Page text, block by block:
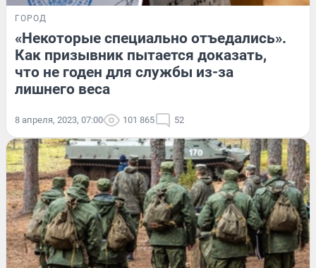
ГОРОД
«Некоторые специально отъедались».
Как призывник пытается доказать,
что не годен для службы из-за
лишнего веса
8 апреля, 2023, 07:00 101 865 52